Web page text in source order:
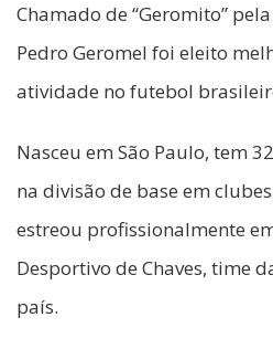
Chamado de “Geromito”
Pedro Geromel foi eleito
atividade no futebol
Nasceu em São Paulo, tem
na divisão de base em
estreou profissionalmente
Desportivo de Chaves, time
país.